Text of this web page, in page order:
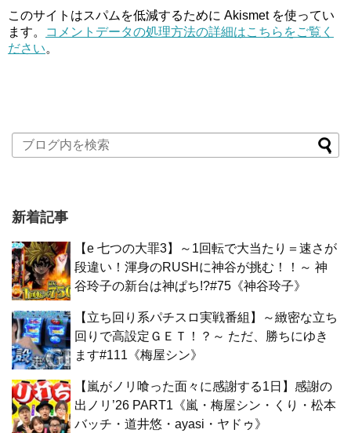
このサイトはスパムを低減するために Akismet を使ってい
ます。
コメントデータの処理方法の詳細はこちらをご覧く
ださい。
新着記事
【e 七つの大罪3】～1回転で大当たり＝速さが
段違い！渾身のRUSHに神谷が挑む！！～ 神
谷玲子の新台は神ぱち!?#75《神谷玲子》
【立ち回り系パチスロ実戦番組】～緻密な立ち
回りで高設定ＧＥＴ！？～ ただ、勝ちにゆき
ます#111《梅屋シン》
【嵐がノリ喰った面々に感謝する1日】感謝の
出ノリ’26 PART1《嵐・梅屋シン・くり・松本
バッチ・道井悠・ayasi・ヤドゥ》